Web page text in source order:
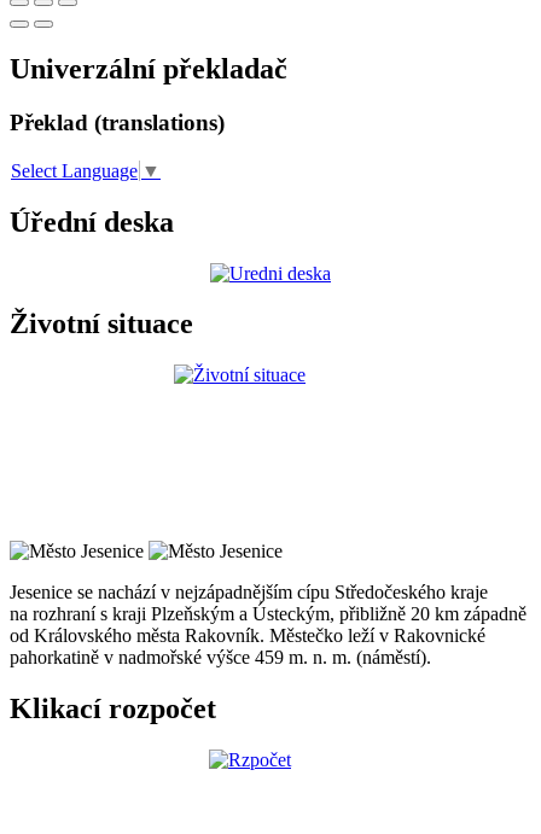
Univerzální překladač
Překlad (translations)
Select Language ▼
Úřední deska
Životní situace
Jesenice se nachází v nejzápadnějším cípu Středočeského kraje
na rozhraní s kraji Plzeňským a Ústeckým, přibližně 20 km západně
od Královského města Rakovník. Městečko leží v Rakovnické
pahorkatině v nadmořské výšce 459 m. n. m. (náměstí).
Klikací rozpočet